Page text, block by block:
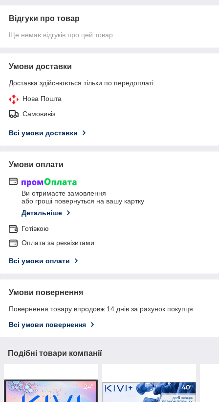
Відгуки про товар
Ще немає відгуків про цей товар
Умови доставки
Доставка здійснюється тільки по передоплаті.
Нова Пошта
Самовивіз
Всі умови доставки
Умови оплати
Ви отримаєте замовлення
або гроші повернуться на вашу картку
Детальніше
Готівкою
Оплата за реквізитами
Всі умови оплати
Умови повернення
Повернення товару впродовж 14 днів за рахунок покупця
Всі умови повернення
Подібні товари компанії